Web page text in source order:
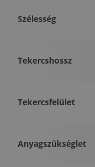
Szélesség
Tekercshossz
Tekercsfelület
Anyagszükséglet